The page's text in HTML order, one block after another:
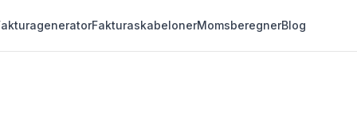
FakturaskabelonerMomsberegnerBlog